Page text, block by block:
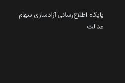
پایگاه اطلاع‌رسانی آزادسازی سهام
عدالت